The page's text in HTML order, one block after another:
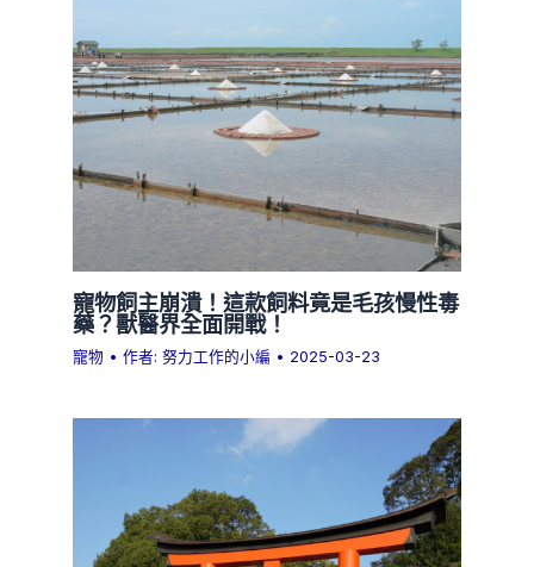
寵物飼主崩潰！這款飼料竟是毛孩慢性毒
藥？獸醫界全面開戰！
寵物 • 作者:努力工作的小編 • 2025-03-23